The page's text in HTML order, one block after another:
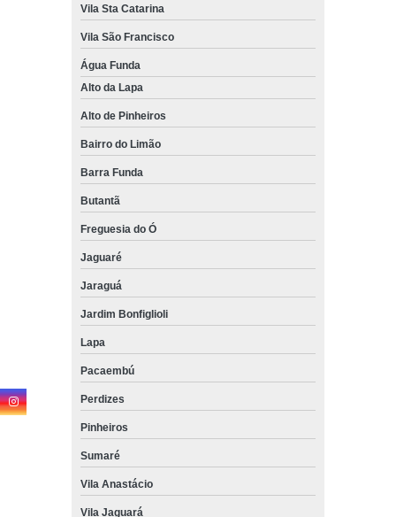
Vila Sta Catarina
Vila São Francisco
Água Funda
Alto da Lapa
Alto de Pinheiros
Bairro do Limão
Barra Funda
Butantã
Freguesia do Ó
Jaguaré
Jaraguá
Jardim Bonfiglioli
Lapa
Pacaembú
Perdizes
Pinheiros
Sumaré
Vila Anastácio
Vila Jaguará